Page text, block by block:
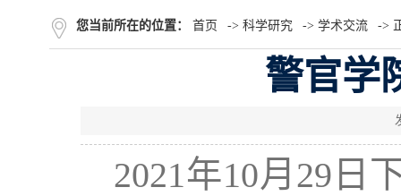
您当前所在的位置： 首页 -> 科学研究 -> 学术交流 ->
警官学
2021年10月29日